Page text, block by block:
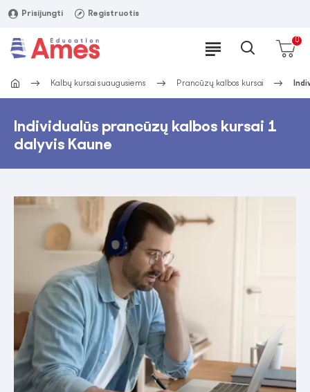
Prisijungti Registruotis
0
Kalbų kursai suaugusiems Prancūzų kalbos kursai
Individualūs prancūzų kalbos kursai 1
dalyvis Kaune